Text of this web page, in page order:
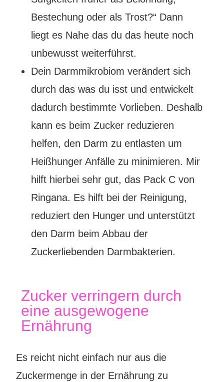
Bestechung oder als Trost?“ Dann
liegt es Nahe das du das heute noch
unbewusst weiterführst.
Dein Darmmikrobiom verändert sich
durch das was du isst und entwickelt
dadurch bestimmte Vorlieben. Deshalb
kann es beim Zucker reduzieren
helfen, den Darm zu entlasten um
Heißhunger Anfälle zu minimieren. Mir
hilft hierbei sehr gut, das Pack C von
Ringana. Es hilft bei der Reinigung,
reduziert den Hunger und unterstützt
den Darm beim Abbau der
Zuckerliebenden Darmbakterien.
Zucker verringern durch
eine ausgewogene
Ernährung
Es reicht nicht einfach nur aus die
Zuckermenge in der Ernährung zu